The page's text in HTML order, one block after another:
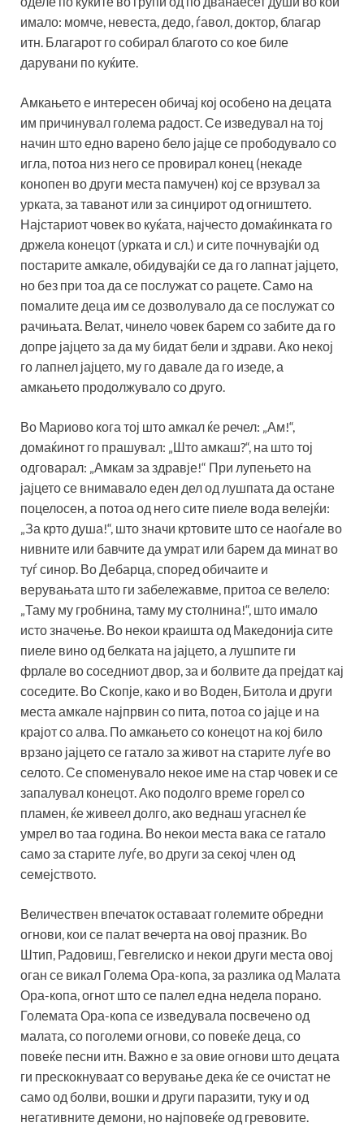
имало: момче, невеста, дедо, ѓавол, доктор, благар
итн. Благарот го собирал благото со кое биле
дарувани по куќите.
Амкањето е интересен обичај кој особено на децата
им причинувал голема радост. Се изведувал на тој
начин што едно варено бело јајце се прободувало со
игла, потоа низ него се провирал конец (некаде
конопен во други места памучен) кој се врзувал за
урката, за таванот или за синџирот од огништето.
Најстариот човек во куќата, најчесто домаќинката го
држела конецот (урката и сл.) и сите почнувајќи од
постарите амкале, обидувајќи се да го лапнат јајцето,
но без при тоа да се послужат со рацете. Само на
помалите деца им се дозволувало да се послужат со
рачињата. Велат, чинело човек барем со забите да го
допре јајцето за да му бидат бели и здрави. Ако некој
го лапнел јајцето, му го давале да го изеде, а
амкањето продолжувало со друго.
Во Мариово кога тој што амкал ќе речел: „Ам!“,
домаќинот го прашувал: „Што амкаш?“, на што тој
одговарал: „Амкам за здравје!“ При лупењето на
јајцето се внимавало еден дел од лушпата да остане
поцелосен, а потоа од него сите пиеле вода велејќи:
„За крто душа!“, што значи кртовите што се наоѓале во
нивните или бавчите да умрат или барем да минат во
туѓ синор. Во Дебарца, според обичаите и
верувањата што ги забележавме, притоа се велело:
„Таму му гробнина, таму му столнина!“, што имало
исто значење. Во некои краишта од Македонија сите
пиеле вино од белката на јајцето, а лушпите ги
фрлале во соседниот двор, за и болвите да прејдат кај
соседите. Во Скопје, како и во Воден, Битола и други
места амкале најпрвин со пита, потоа со јајце и на
крајот со алва. По амкањето со конецот на кој било
врзано јајцето се гатало за живот на старите луѓе во
селото. Се споменувало некое име на стар човек и се
запалувал конецот. Ако подолго време горел со
пламен, ќе живеел долго, ако веднаш угаснел ќе
умрел во таа година. Во некои места вака се гатало
само за старите луѓе, во други за секој член од
семејството.
Величествен впечаток оставаат големите обредни
огнови, кои се палат вечерта на овој празник. Во
Штип, Радовиш, Гевгелиско и некои други места овој
оган се викал Голема Ора-копа, за разлика од Малата
Ора-копа, огнот што се палел една недела порано.
Големата Ора-копа се изведувала посвечено од
малата, со поголеми огнови, со повеќе деца, со
повеќе песни итн. Важно е за овие огнови што децата
ги прескокнуваат со верување дека ќе се очистат не
само од болви, вошки и други паразити, туку и од
негативните демони, но најповеќе од гревовите.